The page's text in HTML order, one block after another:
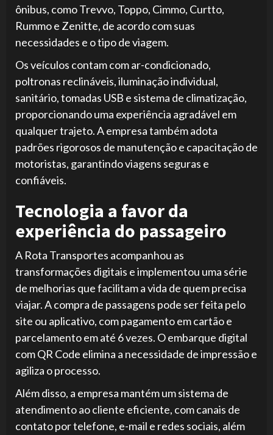
ônibus, como Trevvo, Toppo, Cimmo, Curtto,
Rummo e Zenitte, de acordo com suas
necessidades e o tipo de viagem.
Os veículos contam com ar-condicionado,
poltronas reclináveis, iluminação individual,
sanitário, tomadas USB e sistema de climatização,
proporcionando uma experiência agradável em
qualquer trajeto. A empresa também adota
padrões rigorosos de manutenção e capacitação de
motoristas, garantindo viagens seguras e
confiáveis.
Tecnologia a favor da
experiência do passageiro
A Rota Transportes acompanhou as
transformações digitais e implementou uma série
de melhorias que facilitam a vida de quem precisa
viajar. A compra de passagens pode ser feita pelo
site ou aplicativo, com pagamento em cartão e
parcelamento em até 6 vezes. O embarque digital
com QR Code elimina a necessidade de impressão e
agiliza o processo.
Além disso, a empresa mantém um sistema de
atendimento ao cliente eficiente, com canais de
contato por telefone, e-mail e redes sociais, além